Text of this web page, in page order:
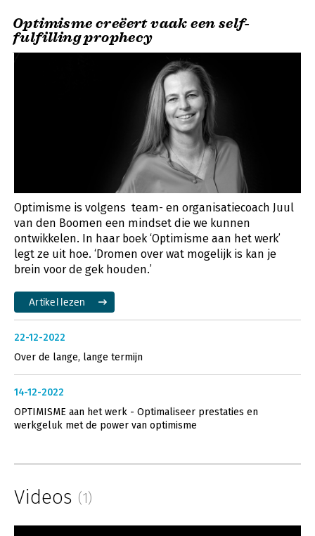
Optimisme creëert vaak een self-
fulfilling prophecy
Optimisme is volgens team- en organisatiecoach Juul
van den Boomen een mindset die we kunnen
ontwikkelen. In haar boek ‘Optimisme aan het werk’
legt ze uit hoe. ‘Dromen over wat mogelijk is kan je
brein voor de gek houden.’
Artikel lezen
22-12-2022
Over de lange, lange termijn
14-12-2022
OPTIMISME aan het werk - Optimaliseer prestaties en
werkgeluk met de power van optimisme
Videos (1)